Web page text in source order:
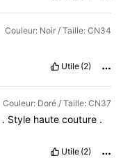
Couleur: Noir / Taille: CN34
Utile (2)
Couleur: Doré / Taille: CN37
. Style hautecouture .
Utile (2)